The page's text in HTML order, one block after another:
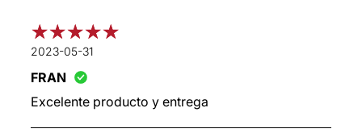
2023-05-31
FRAN
Excelente producto y entrega